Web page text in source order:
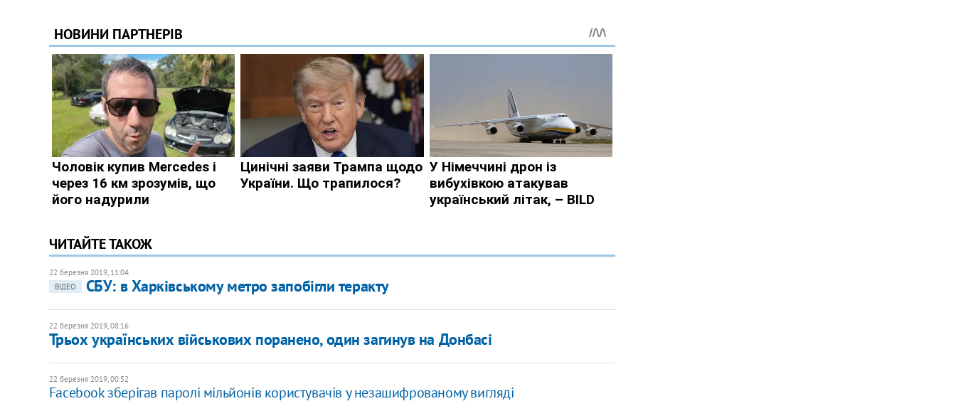
ЧИТАЙТЕ ТАКОЖ
22 березня 2019, 11:04
ВІДЕО
СБУ: в Харківському метро запобігли теракту
22 березня 2019, 08:16
Трьох українських військових поранено, один загинув на Донбасі
22 березня 2019, 00:52
Facebook зберігав паролі мільйонів користувачів у незашифрованому вигляді